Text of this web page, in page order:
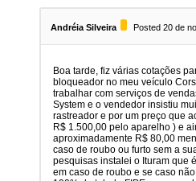
Andréia Silveira Posted 20 de
Boa tarde, fiz várias cotações
bloqueador no meu veículo
trabalhar com serviços de
System e o vendedor insistiu
rastreador e por um preço que
R$ 1.500,00 pelo aparelho ) e
aproximadamente R$ 80,00
caso de roubo ou furto sem a
pesquisas instalei o Ituram que
em caso de roubo e se caso